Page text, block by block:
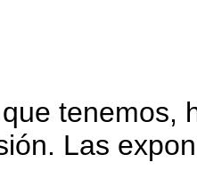
tenemos,
Las